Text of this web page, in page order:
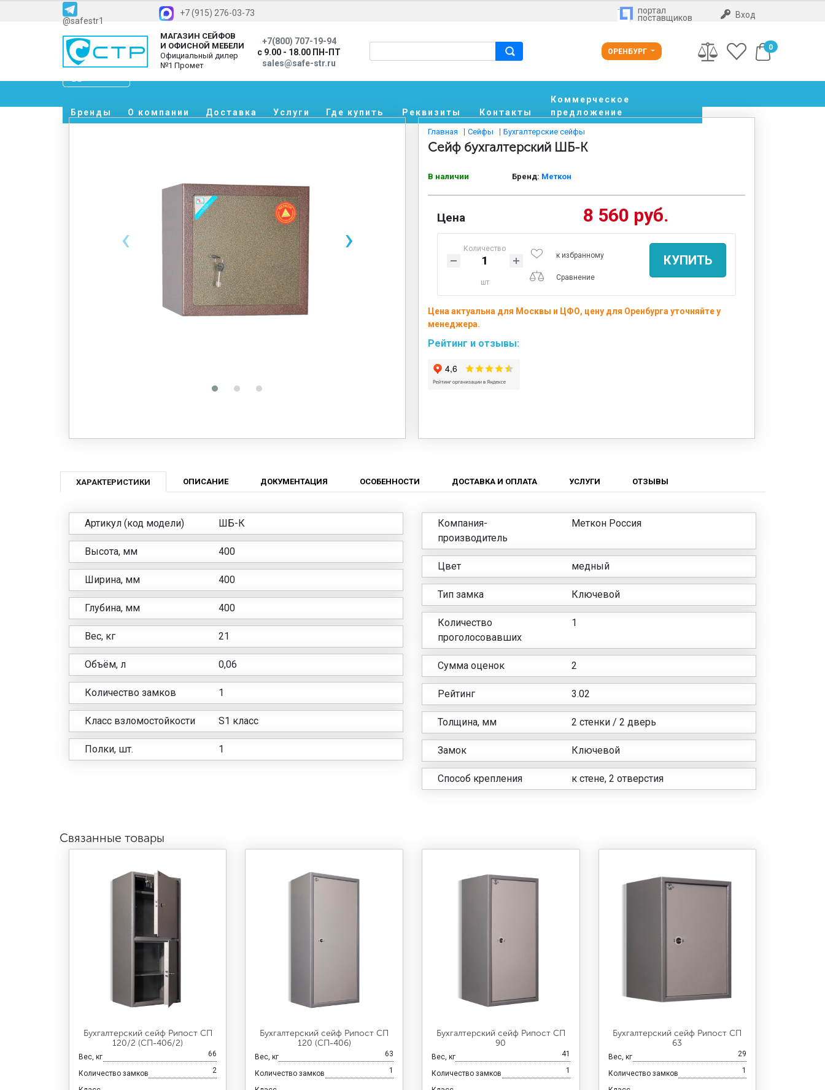
@safestr1
+7 (915) 276-03-73 портал
поставщиков Вход
МАГАЗИН СЕЙФОВ
И ОФИСНОЙ МЕБЕЛИ
Официальный дилер
№1 Промет
+7(800) 707-19-94
с 9.00 - 18.00 ПН-ПТ
sales@safe-str.ru
ОРЕНБУРГ 0
Бренды О компании Доставка Услуги Где купить Реквизиты Контакты
Коммерческое
предложение
‹ ›
Главная Сейфы Бухгалтерские сейфы
Сейф бухгалтерский ШБ-К
В наличии Бренд: Меткон
Цена 8 560 руб.
Количество
шт
к избранному
Сравнение
КУПИТЬ
Цена актуальна для Москвы и ЦФО, цену для Оренбурга уточняйте у
менеджера.
Рейтинг и отзывы:
ХАРАКТЕРИСТИКИ ОПИСАНИЕ ДОКУМЕНТАЦИЯ ОСОБЕННОСТИ ДОСТАВКА И ОПЛАТА УСЛУГИ ОТЗЫВЫ
Артикул (код модели) ШБ-К
Высота, мм 400
Ширина, мм 400
Глубина, мм 400
Вес, кг 21
Объём, л 0,06
Количество замков 1
Класс взломостойкости S1 класс
Полки, шт. 1
Компания-
производитель
Меткон Россия
Цвет медный
Тип замка Ключевой
Количество
проголосовавших
1
Сумма оценок 2
Рейтинг 3.02
Толщина, мм 2 стенки / 2 дверь
Замок Ключевой
Способ крепления к стене, 2 отверстия
Связанные товары
Бухгалтерский сейф Рипост СП
120/2 (СП-406/2)
Вес, кг 66
Количество замков 2
Бухгалтерский сейф Рипост СП
120 (СП-406)
Вес, кг 63
Количество замков 1
Бухгалтерский сейф Рипост СП
90
Вес, кг 41
Количество замков 1
Бухгалтерский сейф Рипост СП
63
Вес, кг 29
Количество замков 1